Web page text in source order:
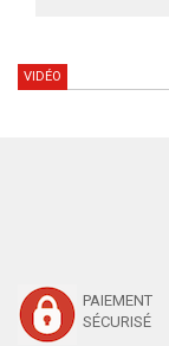
VIDÉO
PAIEMENT
SÉCURISÉ